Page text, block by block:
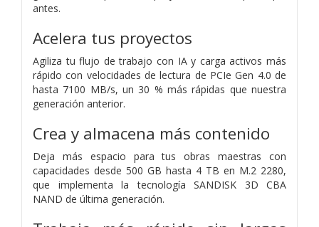
antes.
Acelera tus proyectos
Agiliza tu flujo de trabajo con IA y carga activos más
rápido con velocidades de lectura de PCIe Gen 4.0 de
hasta 7100 MB/s, un 30 % más rápidas que nuestra
generación anterior.
Crea y almacena más contenido
Deja más espacio para tus obras maestras con
capacidades desde 500 GB hasta 4 TB en M.2 2280,
que implementa la tecnología SANDISK 3D CBA
NAND de última generación.